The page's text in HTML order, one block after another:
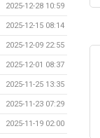
2025-12-28 10:59
2025-12-15 08:14
2025-12-09 22:55
2025-12-01 08:37
2025-11-25 13:35
2025-11-23 07:29
2025-11-19 02:00